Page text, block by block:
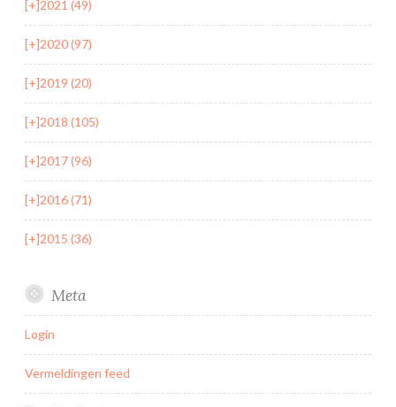
[+]2021 (49)
[+]2020 (97)
[+]2019 (20)
[+]2018 (105)
[+]2017 (96)
[+]2016 (71)
[+]2015 (36)
Meta
Login
Vermeldingen feed